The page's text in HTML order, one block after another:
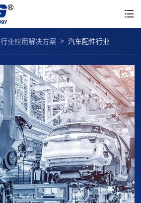
行业应用解决方案 汽车配件行业